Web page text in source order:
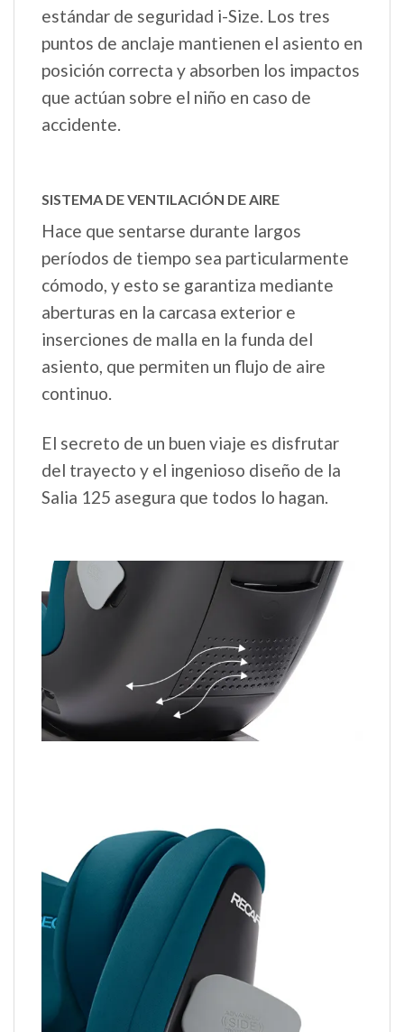
estándar de seguridad i-Size. Los tres
puntos de anclaje mantienen el asiento en
posición correcta y absorben los impactos
que actúan sobre el niño en caso de
accidente.
SISTEMA DE VENTILACIÓN DE AIRE
Hace que sentarse durante largos
períodos de tiempo sea particularmente
cómodo, y esto se garantiza mediante
aberturas en la carcasa exterior e
inserciones de malla en la funda del
asiento, que permiten un flujo de aire
continuo.
El secreto de un buen viaje es disfrutar
del trayecto y el ingenioso diseño de la
Salia 125 asegura que todos lo hagan.